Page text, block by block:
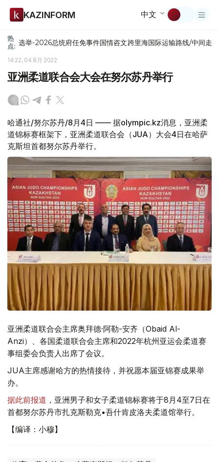
KAZINFORM 中文
热
点: 选举-2026总统府任免事件国情咨文跨里海国际运输路线/中间走廊
14:22, 04 8月 2022
亚洲柔道联合会大会在努尔苏丹举行
哈通社/努尔苏丹/8月4日 —— 据olympic.kz消息，亚洲柔
道锦标赛框架下，亚洲柔道联合会（JUA）大会4日在哈萨
克斯坦首都努尔苏丹举行。
亚洲柔道联合会主席奥拜德·阿勒-安齐（Obaid Al-
Anzi）、各国柔道联合会主席和2022年杭州亚运会柔道赛
事组委会负责人出席了会议。
JUA主席感谢哈方的热情接待，并祝愿本届亚锦赛成果举
办。
据此前报道 ，亚洲男子和女子柔道锦标赛将于8月4至7日在
首都努尔苏丹市扎克斯勒克•吾什肯皮洛夫柔道馆举行。
【编译：小穆】